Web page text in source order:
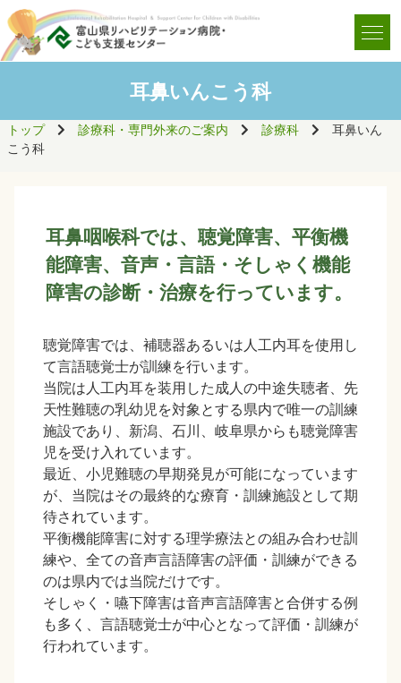
耳鼻いんこう科
トップ 診療科・専門外来のご案内 診療科
耳鼻いん
こう科
耳鼻咽喉科では、聴覚障害、平衡機
能障害、音声・言語・そしゃく機能
障害の診断・治療を行っています。
聴覚障害では、補聴器あるいは人工内耳を使用し
て言語聴覚士が訓練を行います。
当院は人工内耳を装用した成人の中途失聴者、先
天性難聴の乳幼児を対象とする県内で唯一の訓練
施設であり、新潟、石川、岐阜県からも聴覚障害
児を受け入れています。
最近、小児難聴の早期発見が可能になっています
が、当院はその最終的な療育・訓練施設として期
待されています。
平衡機能障害に対する理学療法との組み合わせ訓
練や、全ての音声言語障害の評価・訓練ができる
のは県内では当院だけです。
そしゃく・嚥下障害は音声言語障害と合併する例
も多く、言語聴覚士が中心となって評価・訓練が
行われています。